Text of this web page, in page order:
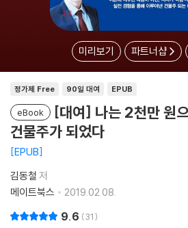
미리보기 파트너샵
정가제 Free 90일 대여 EPUB
eBook
[대여] 나는 2천만 원
건물주가 되었다
EPUB
김동철 저
메이트북스
2019.02.08.
9.6 31